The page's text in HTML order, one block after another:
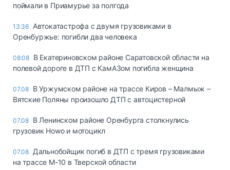
поймали в Приамурье за полгода
13:36 Автокатастрофа с двумя грузовиками в
Оренбуржье: погибли два человека
08:08 В Екатериновском районе Саратовской области на
полевой дороге в ДТП с КамАЗом погибла женщина
07.08 В Уржумском районе на трассе Киров – Малмыж –
Вятские Поляны произошло ДТП с автоцистерной
07.08 В Ленинском районе Оренбурга столкнулись
грузовик Howo и мотоцикл
07.08 Дальнобойщик погиб в ДТП с тремя грузовиками
на трассе М-10 в Тверской области